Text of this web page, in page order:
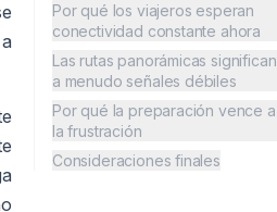
Por qué los viajeros esperan
conectividad constante ahora
Las rutas panorámicas significan
a menudo señales débiles
Por qué la preparación vence a
la frustración
Consideraciones finales